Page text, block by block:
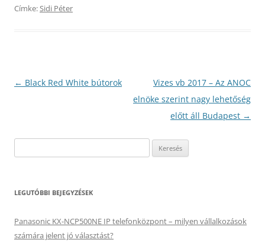
Címke:Sidi Péter
Bejegyzés
← Black Red White bútorok
Vizes vb 2017 – Az ANOC
elnöke szerint nagy lehetőség
előtt áll Budapest →
LEGUTÓBBI BEJEGYZÉSEK
Panasonic KX-NCP500NE IP telefonközpont – milyen vállalkozások
számára jelent jó választást?